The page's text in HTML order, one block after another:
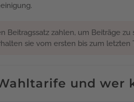
Beitragssatz zahlen, um Beiträge
sie vom ersten bis zum letzten
und wer